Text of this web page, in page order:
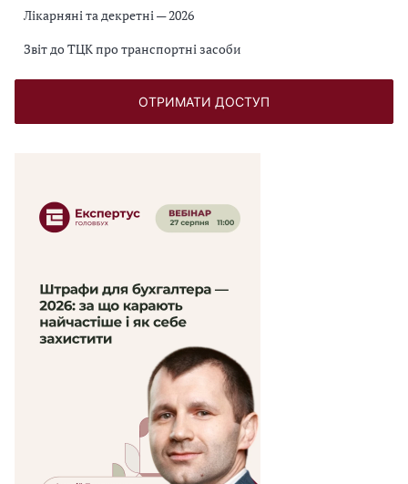
Лікарняні та декретні — 2026
Звіт до ТЦК про транспортні засоби
ОТРИМАТИ ДОСТУП